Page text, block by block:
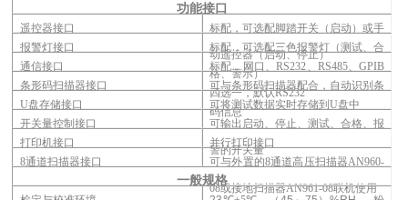
功能接口
遥控器接口 标配，可选配脚踏开关（启动）或手
动遥控器（启动、停止）
报警灯接口 标配，可选配三色报警灯（测试、合
格、警示）
通信接口 标配，网口、RS232、RS485、GPIB
四选一，默认RS232
条形码扫描器接口 可与条形码扫描器配合，自动识别条
码信息
U盘存储接口
可将测试数据实时存储到U盘中
开关量控制接口
可输出启动、停止、测试、合格、报
警的开关量
打印机接口
并行打印接口
8通道扫描器接口 可与外置的8通道高压扫描器AN960-
08或接地扫描器AN961-08联机使用
一般规格